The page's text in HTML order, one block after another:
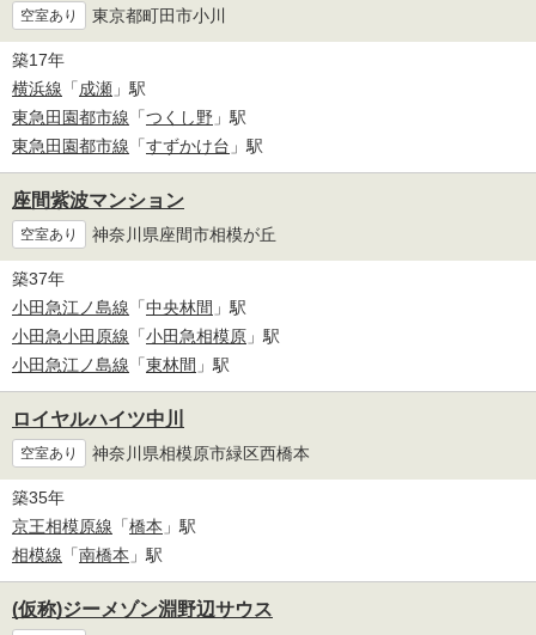
空室あり 東京都町田市小川
築17年
横浜線 「成瀬 」駅
東急田園都市線 「つくし野 」駅
東急田園都市線 「すずかけ台 」駅
座間紫波マンション
空室あり 神奈川県座間市相模が丘
築37年
小田急江ノ島線 「中央林間 」駅
小田急小田原線 「小田急相模原 」駅
小田急江ノ島線 「東林間 」駅
ロイヤルハイツ中川
空室あり 神奈川県相模原市緑区西橋本
築35年
京王相模原線 「橋本 」駅
相模線 「南橋本 」駅
(仮称)ジーメゾン淵野辺サウス